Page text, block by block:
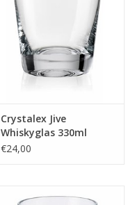
Crystalex Jive
Whiskyglas 330ml
€24,00